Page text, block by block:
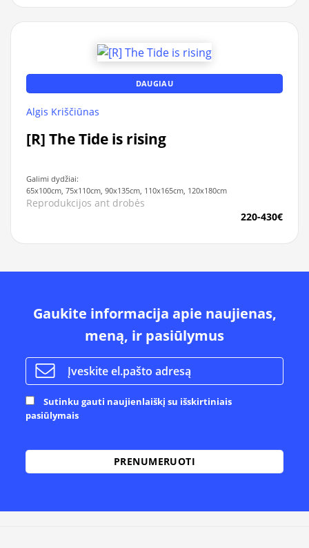
DAUGIAU
Algis Kriščiūnas
[R] The Tide is rising
Galimi dydžiai:
65x100cm, 75x110cm, 90x135cm, 110x165cm, 120x180cm
Reprodukcijos ant drobės
220-430€
Gaukite informacija apie naujienas,
meną, ir pasiūlymus
Sutinku gauti naujienlaiškį su išskirtiniais
pasiūlymais